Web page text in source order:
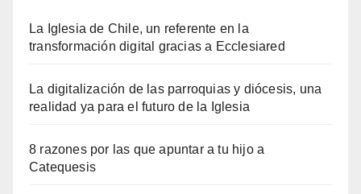
La Iglesia de Chile, un referente en la
transformación digital gracias a Ecclesiared
La digitalización de las parroquias y diócesis, una
realidad ya para el futuro de la Iglesia
8 razones por las que apuntar a tu hijo a
Catequesis